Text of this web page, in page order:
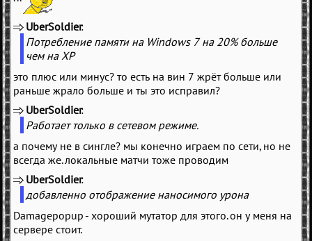
UberSoldier
Потребление памяти на Windows 7 на 20% больше
чем на ХР
это плюс или минус? то есть на вин 7 жрёт больше или
раньше жрало больше и ты это исправил?
UberSoldier
Работает только в сетевом режиме.
а почему не в сингле? мы конечно играем по сети, но не
всегда же. локальные матчи тоже проводим
UberSoldier
добавленно отображение наносимого урона
Damagepopup - хороший мутатор для этого. он у меня на
сервере стоит.